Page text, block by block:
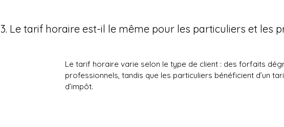
3. Le tarif horaire est-il le même pour les particuliers et les
Le tarif horaire varie selon le type de client : des forfaits
professionnels, tandis que les particuliers bénéficient d’un
d’impôt.